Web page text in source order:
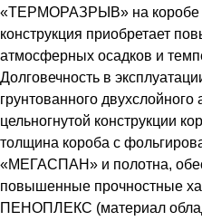
«ТЕРМОРАЗРЫВ» на коробе и
конструкция приобретает
атмосферных осадков и
Долговечность в
грунтованного
цельногнутой конструкции
толщина короба с
«МЕГАСПАН» и полотна,
повышенные прочностные
ПЕНОПЛЕКС (материал